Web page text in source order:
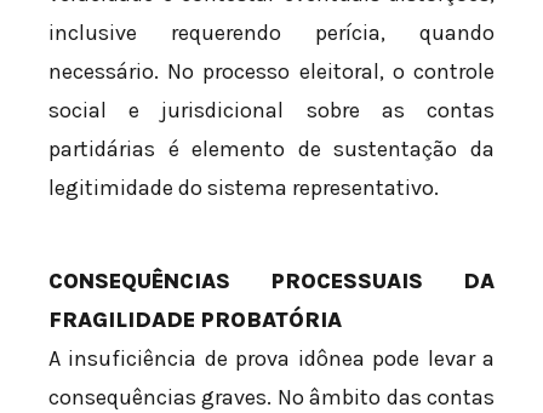
inclusive requerendo perícia, quando
necessário. No processo eleitoral, o controle
social e jurisdicional sobre as contas
partidárias é elemento de sustentação da
legitimidade do sistema representativo.
CONSEQUÊNCIAS PROCESSUAIS DA
FRAGILIDADE PROBATÓRIA
A insuficiência de prova idônea pode levar a
consequências graves. No âmbito das contas